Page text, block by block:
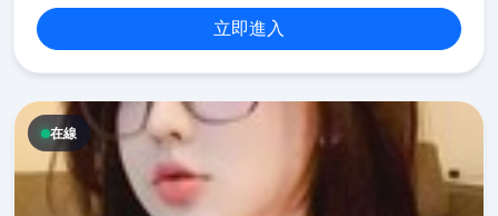
立即進入
在線